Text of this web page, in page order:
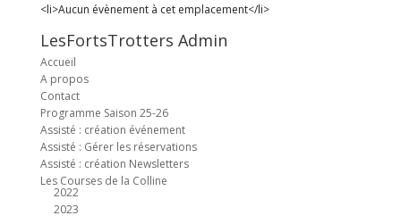
<li>Aucun évènement à cet emplacement</li>
LesFortsTrotters Admin
Accueil
A propos
Contact
Programme Saison 25-26
Assisté : création événement
Assisté : Gérer les réservations
Assisté : création Newsletters
Les Courses de la Colline
2022
2023